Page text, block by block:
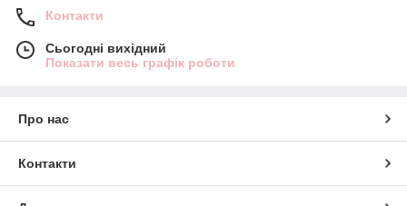
Контакти
Сьогодні вихідний
Показати весь графік роботи
Про нас
Контакти